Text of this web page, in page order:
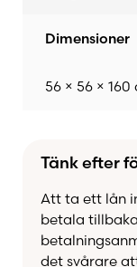
Dimensioner
56 × 56 × 160
Tänk efter
Att ta ett lån
betala
det svårare